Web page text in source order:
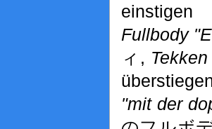
Fullbody
ィ,
"mit der